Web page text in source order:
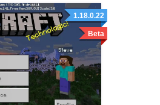
1.18.0.22
Beta